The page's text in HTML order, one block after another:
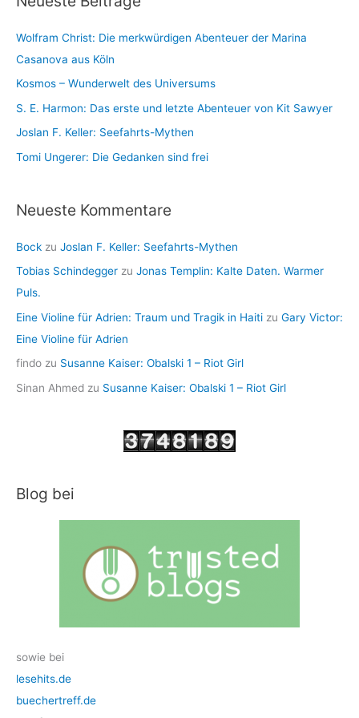
e
v
Wolfram Christ: Die merkwürdigen Abenteuer der Marina
Casanova aus Köln
Kosmos – Wunderwelt des Universums
S. E. Harmon: Das erste und letzte Abenteuer von Kit Sawyer
Joslan F. Keller: Seefahrts-Mythen
Tomi Ungerer: Die Gedanken sind frei
Neueste Kommentare
Bock zu Joslan F. Keller: Seefahrts-Mythen
Tobias Schindegger zu Jonas Templin: Kalte Daten. Warmer
Puls.
Eine Violine für Adrien: Traum und Tragik in Haiti zu Gary Victor:
Eine Violine für Adrien
findo zu Susanne Kaiser: Obalski 1 – Riot Girl
Sinan Ahmed zu Susanne Kaiser: Obalski 1 – Riot Girl
Blog bei
sowie bei
lesehits.de
buechertreff.de